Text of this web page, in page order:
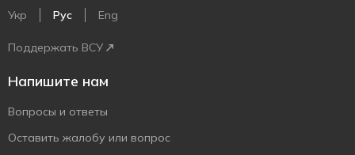
Укр Рус Eng
Поддержать ВСУ
Напишите нам
Вопросы и ответы
Оставить жалобу или вопрос